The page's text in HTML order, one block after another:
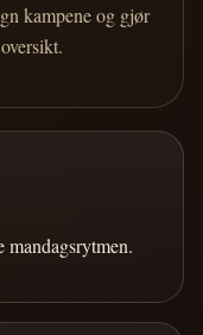
kampene og gjør
mandagsrytmen.